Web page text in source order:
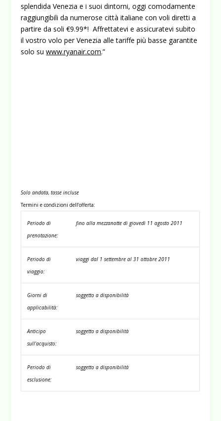
splendida Venezia e i suoi dintorni, oggi comodamente
raggiungibili da numerose città italiane con voli diretti a
partire da soli €9.99*! Affrettatevi e assicuratevi subito
il vostro volo per Venezia alle tariffe più basse garantite
solo suwww.ryanair.com.”
Solo andata, tasse incluse
Termini e condizioni dell’offerta:
Periodo di
prenotazione:
fino alla mezzanotte di giovedì 11 agosto 2011
Periodo di
viaggio:
viaggi dal 1 settembre al 31 ottobre 2011
Giorni di
applicabilità:
soggetto a disponibilità
Anticipo
sull’acquisto:
soggetto a disponibilità
Periodo di
esclusione:
soggetto a disponibilità